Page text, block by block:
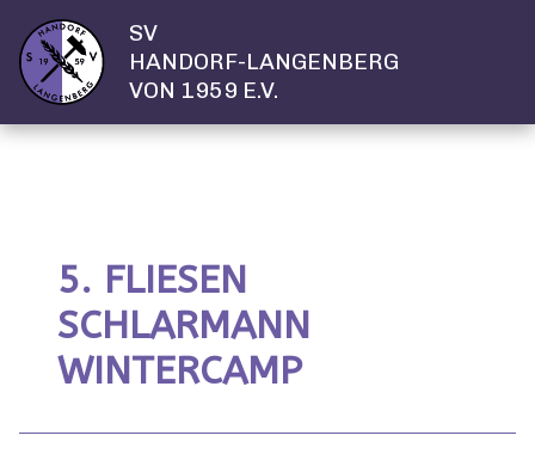
SV
HANDORF-LANGENBERG
VON 1959 E.V.
5. FLIESEN
SCHLARMANN
WINTERCAMP